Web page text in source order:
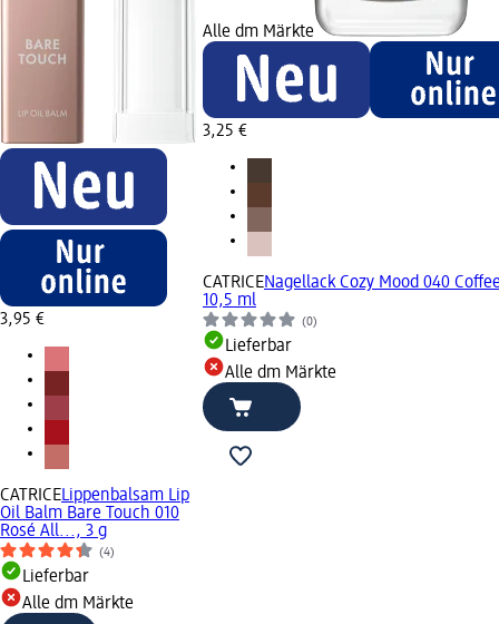
3,95 €
CATRICELippenbalsam Lip
Oil Balm Bare Touch 010
Rosé All..., 3 g
(4)
Lieferbar
Alle dm Märkte
Alle dm Märkte
3,25 €
CATRICENagellack Cozy Mood 040
10,5 ml
(0)
Lieferbar
Alle dm Märkte